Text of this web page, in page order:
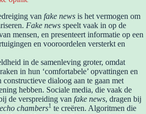
van fake news is het vermogen om
Fake news speelt vaak in op de
mensen, en presenteert informatie op een
en vooroordelen versterkt en
in de samenleving groter, omdat
in hun ‘comfortabele’ opvattingen en
dialoog aan te gaan met
hebben. Sociale media, die vaak de
de verspreiding van fake news, dragen bij
echo chambers1 te creëren. Algoritmen die